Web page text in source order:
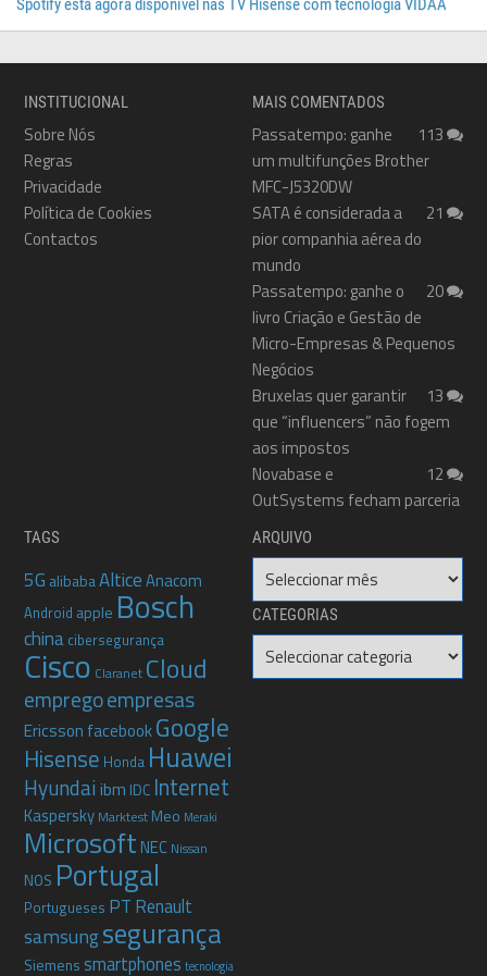
Spotify está agora disponível nas TV Hisense com tecnologia VIDAA
INSTITUCIONAL
Sobre Nós
Regras
Privacidade
Política de Cookies
Contactos
MAIS COMENTADOS
113
Passatempo: ganhe
um multifunções Brother
MFC-J5320DW
21
SATA é considerada a
pior companhia aérea do
mundo
20
Passatempo: ganhe o
livro Criação e Gestão de
Micro-Empresas & Pequenos
Negócios
13
Bruxelas quer garantir
que “influencers” não fogem
aos impostos
12
Novabase e
OutSystems fecham parceria
TAGS
5G alibabaAlticeAnacom
Android apple Bosch
china cibersegurança
Cisco Claranet Cloud
empregoempresas
Ericsson facebookGoogle
Hisense Honda Huawei
Hyundai ibm IDC Internet
Kaspersky Marktest Meo Meraki
MicrosoftNEC Nissan
NOS Portugal
Portugueses PT Renault
samsungsegurança
Siemenssmartphones tecnologia
ARQUIVO
Arquivo
CATEGORIAS
Categorias